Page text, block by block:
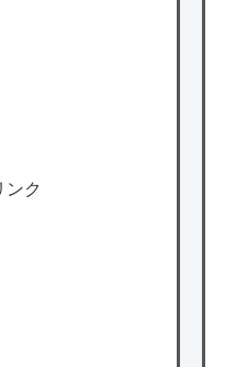
ンク